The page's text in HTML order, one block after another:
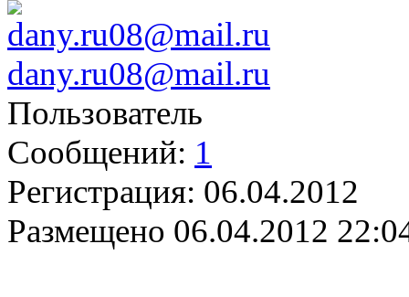
dany.ru08@mail.ru
Пользователь
Сообщений: 1
Регистрация: 06.04.2012
Размещено 06.04.2012